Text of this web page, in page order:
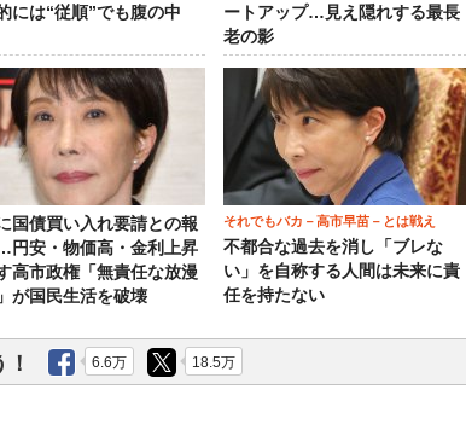
には“従順”でも腹の中
ートアップ…見え隠れする最長
老の影
国債買い入れ要請との報
円安・物価高・金利上昇
高市政権「無責任な放漫
が国民生活を破壊
それでもバカ－高市早苗－とは戦え
不都合な過去を消し「ブレな
い」を自称する人間は未来に責
任を持たない
6.6万 18.5万